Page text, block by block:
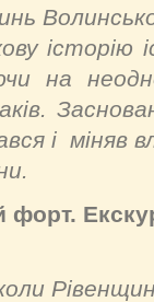
історію
на
і міняв
форт.
коли